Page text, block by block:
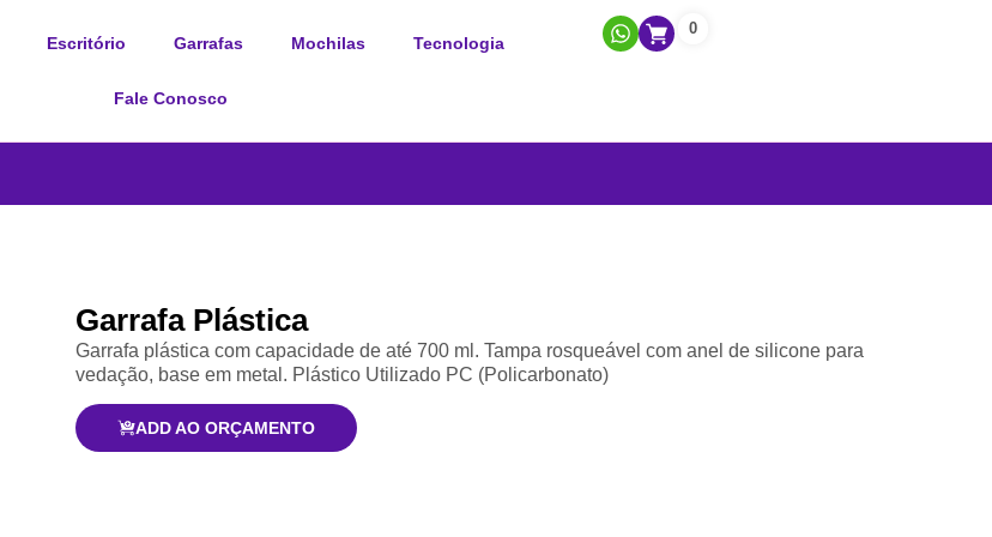
Escritório Garrafas Mochilas Tecnologia
Fale Conosco
0
Garrafa Plástica
Garrafa plástica com capacidade de até 700 ml. Tampa rosqueável com anel de silicone para
vedação, base em metal. Plástico Utilizado PC (Policarbonato)
ADD AO ORÇAMENTO